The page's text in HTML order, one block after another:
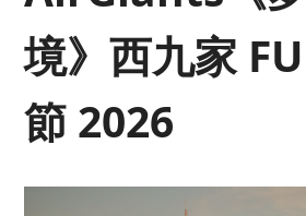
境》西九家
節 2026